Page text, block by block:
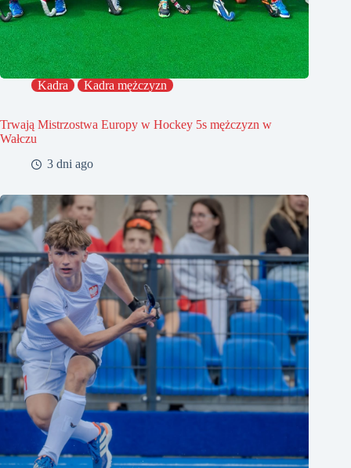
Kadra Kadra mężczyzn
Trwają Mistrzostwa Europy w Hockey 5s mężczyzn w
Wałczu
3 dni ago